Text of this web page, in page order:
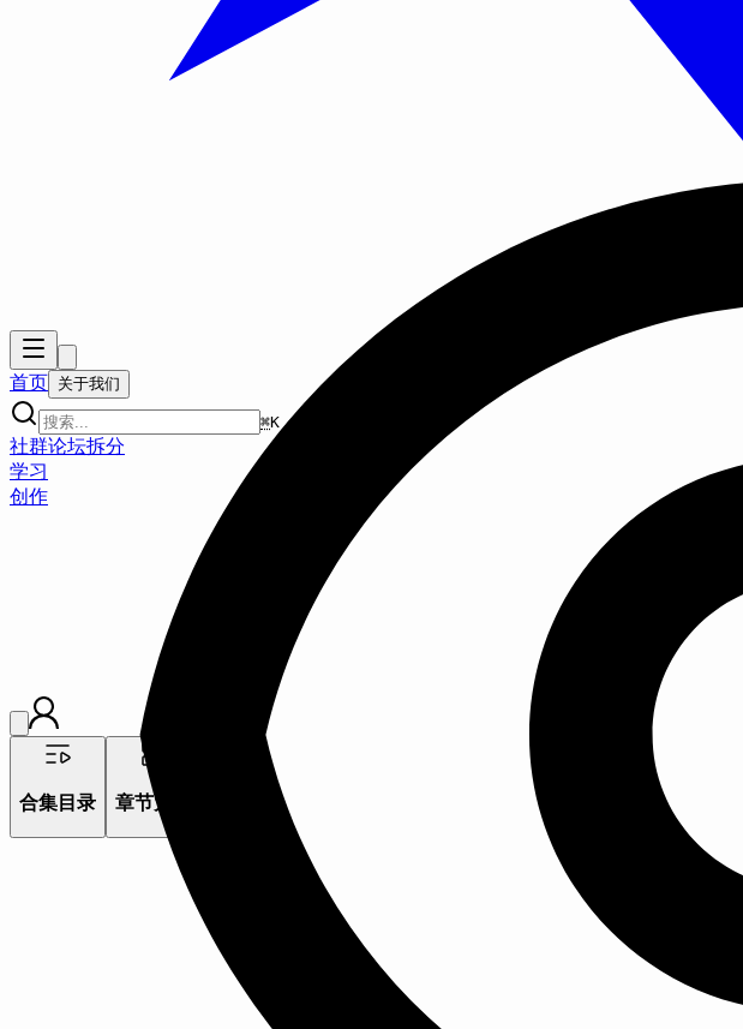
首页 关于我们
⌘K
社群论坛拆分
学习
创作
吴恩达xOpenAI的ChatGPT Prompt工程
合集目录 章节大纲